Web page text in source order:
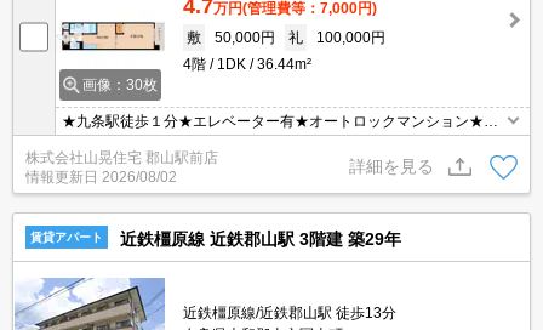
画像：30枚
4.7万円(管理費等：7,000円)
敷
50,000円 礼
100,000円
4階
1DK 36.44m²
★九条駅徒歩１分★エレベーター有★オートロックマンション★近
鉄九条駅徒歩１分☆人気の駅近・オール電化物件♪オートロック付き
で、防犯面も安心です！！南向きで日当たり良好☆広めのキッチン
スペースが魅力的♪ＩＨコンロ付きシステムキッチンやエアコンな
ど、設備も充実☆
株式会社山晃住宅 郡山駅前店
情報更新日 2026/08/02
詳細を見る
賃貸アパート 近鉄橿原線 近鉄郡山駅 3階建 築29年
近鉄橿原線/近鉄郡山駅 徒歩13分